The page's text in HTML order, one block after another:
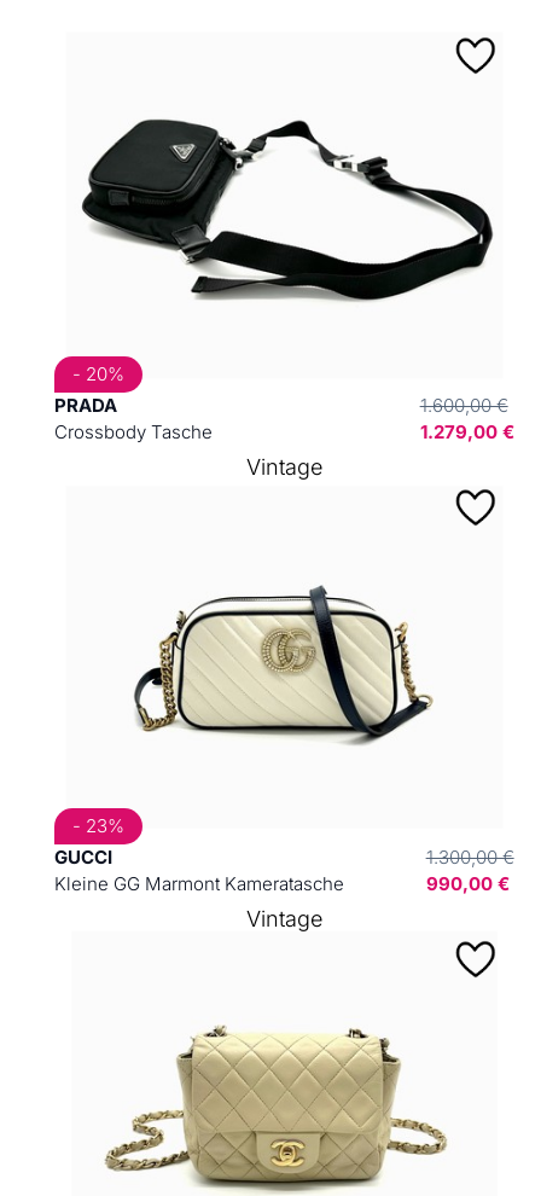
PRADA
Crossbody Tasche
1.600,00 €
1.279,00 €
- 20%
GUCCI
Kleine GG Marmont Kameratasche
1.300,00 €
990,00 €
- 23%
Vintage
Vintage